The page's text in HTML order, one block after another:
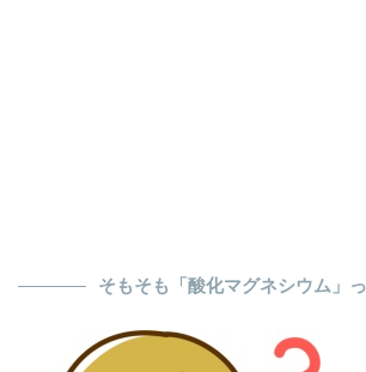
そもそも「酸化マグネシウム」